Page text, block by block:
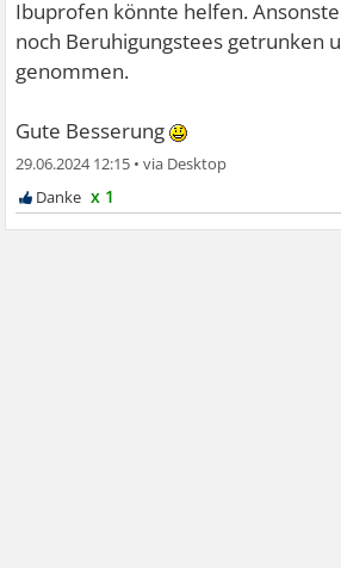
Ibuprofen könnte helfen.
noch Beruhigungstees getrunken
genommen.
Gute Besserung
29.06.2024 12:15 •
x 1